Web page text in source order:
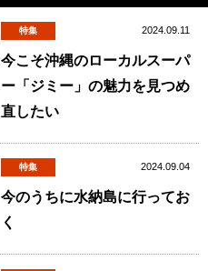
特集 2024.09.11
今こそ沖縄のローカルスーパ
ー「ジミー」の魅力を見つめ
直したい
特集 2024.09.04
今のうちに水納島に行ってお
く